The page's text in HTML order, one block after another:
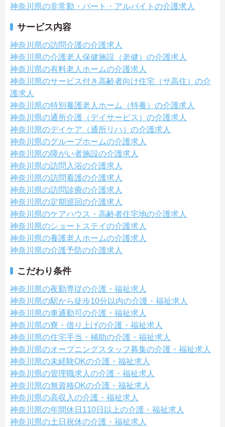
神奈川県の非常勤・パート・アルバイトの介護求人
サービス内容
神奈川県の訪問介護の介護求人
神奈川県の介護老人保健施設（老健）の介護求人
神奈川県の有料老人ホームの介護求人
神奈川県のサービス付き高齢者向け住宅（サ高住）の介
護求人
神奈川県の特別養護老人ホーム（特養）の介護求人
神奈川県の通所介護（デイサービス）の介護求人
神奈川県のデイケア（通所リハ）の介護求人
神奈川県のグループホームの介護求人
神奈川県の障がい者施設の介護求人
神奈川県の訪問入浴の介護求人
神奈川県の訪問看護の介護求人
神奈川県の訪問診療の介護求人
神奈川県の定期巡回の介護求人
神奈川県のケアハウス・高齢者住宅地の介護求人
神奈川県のショートステイの介護求人
神奈川県の養護老人ホームの介護求人
神奈川県の介護予防の介護求人
こだわり条件
神奈川県の夜勤専従の介護・福祉求人
神奈川県の駅から徒歩10分以内の介護・福祉求人
神奈川県の車通勤可の介護・福祉求人
神奈川県の寮・借り上げの介護・福祉求人
神奈川県の住宅手当・補助の介護・福祉求人
神奈川県のオープニングスタッフ募集の介護・福祉求人
神奈川県の未経験OKの介護・福祉求人
神奈川県の管理職求人の介護・福祉求人
神奈川県の無資格OKの介護・福祉求人
神奈川県の高収入の介護・福祉求人
神奈川県の年間休日110日以上の介護・福祉求人
神奈川県の土日祝休の介護・福祉求人